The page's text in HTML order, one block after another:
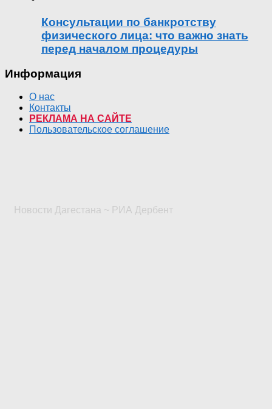
Консультации по банкротству
физического лица: что важно знать
перед началом процедуры
Информация
О нас
Контакты
РЕКЛАМА НА САЙТЕ
Пользовательское соглашение
Новости Дагестана ~ РИА Дербент